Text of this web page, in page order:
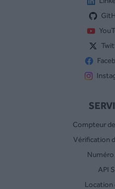
Compteur
Vérification
API
Location